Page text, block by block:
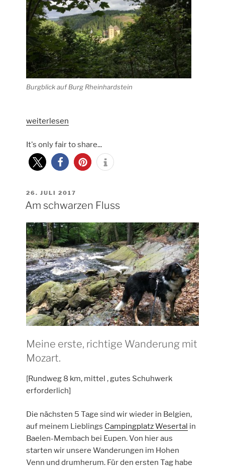
Burgblick auf Burg Rheinhardstein
„Durch
Warche
Tal
zur
Rheinhardstein“
weiterlesen
It's only fair to share...
VERÖFFENTLICHT
AM
26. JULI 2017
Am schwarzen Fluss
Meine erste, richtige Wanderung mit
Mozart.
[Rundweg 8 km, mittel , gutes Schuhwerk
erforderlich]
Die nächsten 5 Tage sind wir wieder in Belgien,
auf meinem Lieblings Campingplatz Wesertal in
Baelen-Membach bei Eupen. Von hier aus
starten wir unsere Wanderungen im Hohen
Venn und drumherum. Für den ersten Tag habe